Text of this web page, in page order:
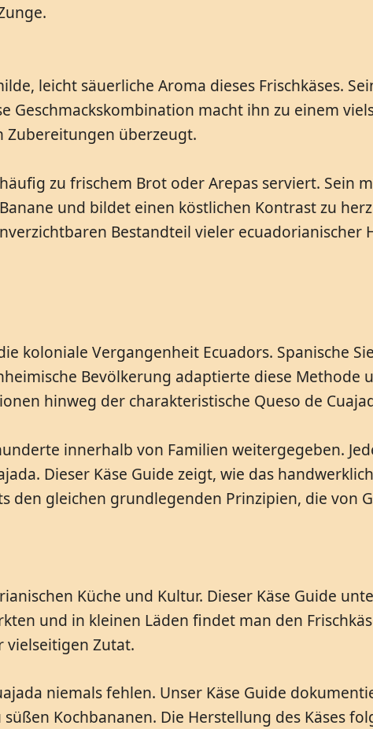
leicht säuerliche Aroma dieses Frischkäses.
Geschmackskombination macht ihn zu einem
Zubereitungen überzeugt.
zu frischem Brot oder Arepas serviert. Sein
und bildet einen köstlichen Kontrast zu
Bestandteil vieler ecuadorianischer
koloniale Vergangenheit Ecuadors. Spanische
Bevölkerung adaptierte diese Methode
hinweg der charakteristische Queso de
innerhalb von Familien weitergegeben.
Dieser Käse Guide zeigt, wie das
den gleichen grundlegenden Prinzipien, die von
Küche und Kultur. Dieser Käse Guide
und in kleinen Läden findet man den
vielseitigen Zutat.
niemals fehlen. Unser Käse Guide
Kochbananen. Die Herstellung des Käses